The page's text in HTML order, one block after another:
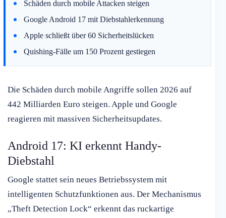
Schäden durch mobile Attacken steigen
Google Android 17 mit Diebstahlerkennung
Apple schließt über 60 Sicherheitslücken
Quishing-Fälle um 150 Prozent gestiegen
Die Schäden durch mobile Angriffe sollen 2026 auf
442 Milliarden Euro steigen. Apple und Google
reagieren mit massiven Sicherheitsupdates.
Android 17: KI erkennt Handy-
Diebstahl
Google stattet sein neues Betriebssystem mit
intelligenten Schutzfunktionen aus. Der Mechanismus
„Theft Detection Lock“ erkennt das ruckartige